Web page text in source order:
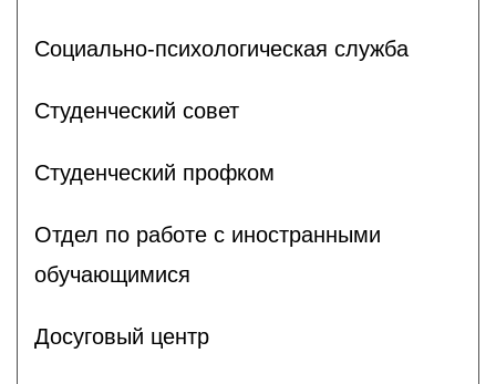
Социально-психологическая служба
Студенческий совет
Студенческий профком
Отдел по работе с иностранными
обучающимися
Досуговый центр